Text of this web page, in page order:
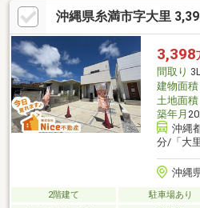
沖縄県糸満市字大里
3,398
間取り
建物面積
土地面積
築年月
沖縄
分/「大
沖縄
2階建て 駐車場あり